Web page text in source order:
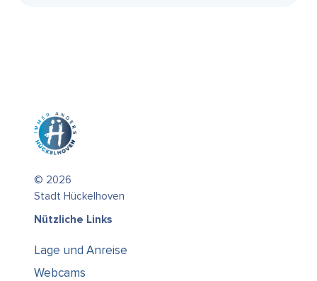
© 2026
Stadt Hückelhoven
Nützliche Links
Lage und Anreise
Webcams